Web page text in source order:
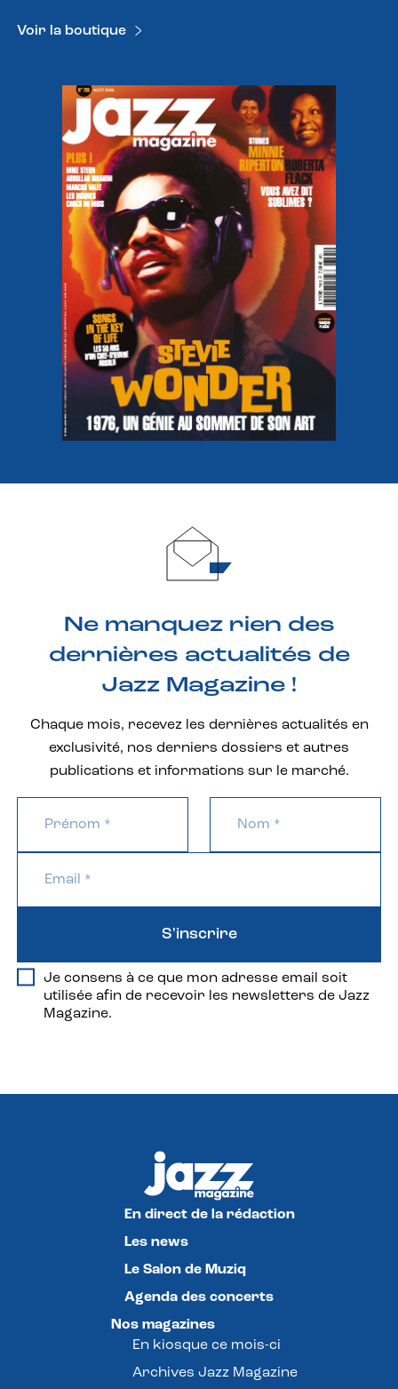
Voir la boutique
Ne manquez rien des
dernières actualités de
Jazz Magazine !
Chaque mois, recevez les dernières actualités en
exclusivité, nos derniers dossiers et autres
publications et informations sur le marché.
Je consens à ce que mon adresse email soit
utilisée afin de recevoir les newsletters de Jazz
Magazine.
S'inscrire
En direct de la rédaction
Les news
Le Salon de Muziq
Agenda des concerts
Nos magazines
En kiosque ce mois-ci
Archives Jazz Magazine